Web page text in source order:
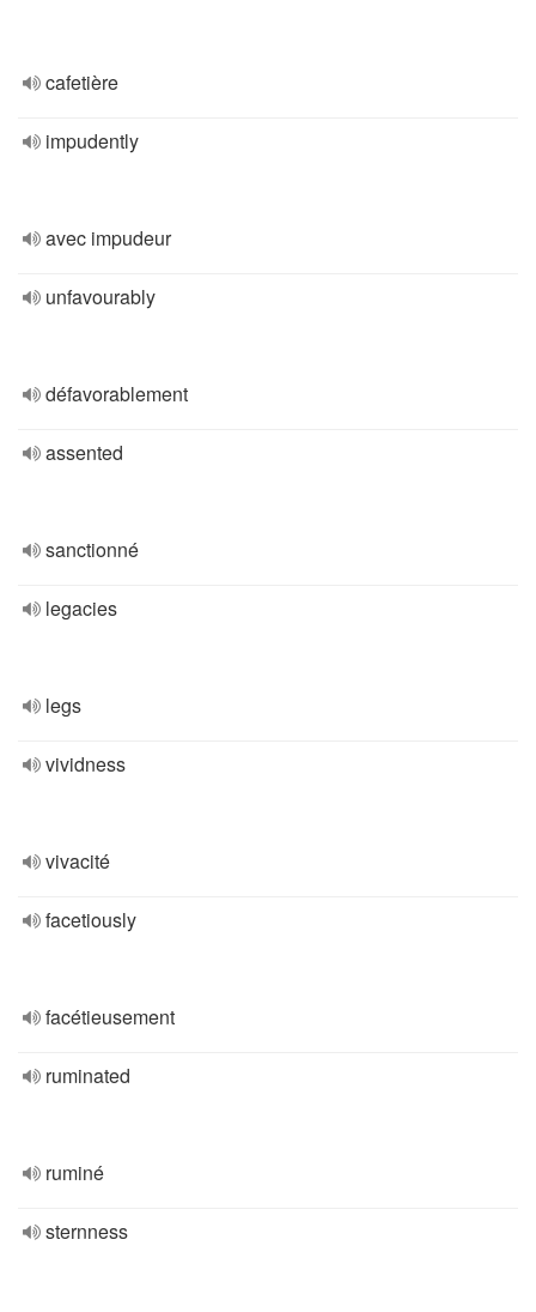
cafetière
impudently
avec impudeur
unfavourably
défavorablement
assented
sanctionné
legacies
legs
vividness
vivacité
facetiously
facétieusement
ruminated
ruminé
sternness